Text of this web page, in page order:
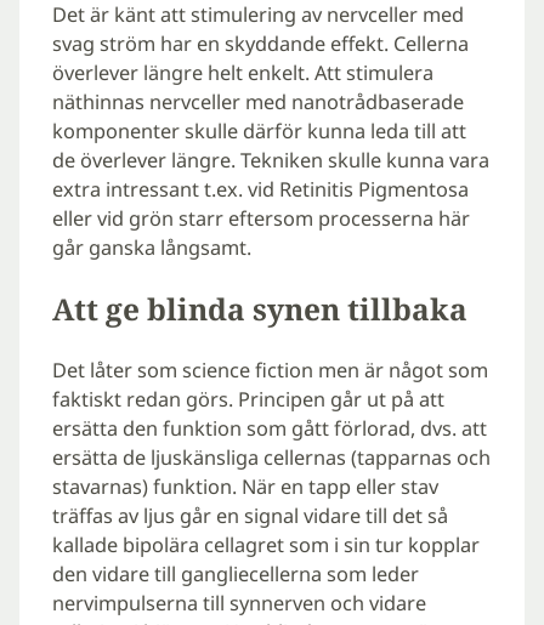
Det är känt att stimulering av nervceller med
svag ström har en skyddande effekt. Cellerna
överlever längre helt enkelt. Att stimulera
näthinnas nervceller med nanotrådbaserade
komponenter skulle därför kunna leda till att
de överlever längre. Tekniken skulle kunna vara
extra intressant t.ex. vid Retinitis Pigmentosa
eller vid grön starr eftersom processerna här
går ganska långsamt.
Att ge blinda synen tillbaka
Det låter som science fiction men är något som
faktiskt redan görs. Principen går ut på att
ersätta den funktion som gått förlorad, dvs. att
ersätta de ljuskänsliga cellernas (tapparnas och
stavarnas) funktion. När en tapp eller stav
träffas av ljus går en signal vidare till det så
kallade bipolära cellagret som i sin tur kopplar
den vidare till gangliecellerna som leder
nervimpulserna till synnerven och vidare